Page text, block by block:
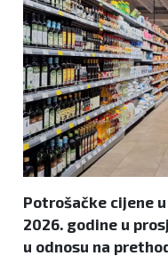
Zanimljivosti
Potrošačke cijene
2026. godine u
u odnosu na